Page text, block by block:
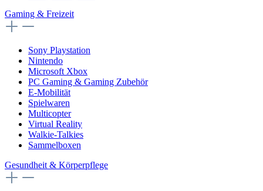
Gaming & Freizeit
Sony Playstation
Nintendo
Microsoft Xbox
PC Gaming & Gaming Zubehör
E-Mobilität
Spielwaren
Multicopter
Virtual Reality
Walkie-Talkies
Sammelboxen
Gesundheit & Körperpflege